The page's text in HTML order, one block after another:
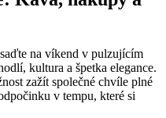
na víkend v pulzujícím
kultura a špetka elegance.
zažít společné chvíle plné
v tempu, které si